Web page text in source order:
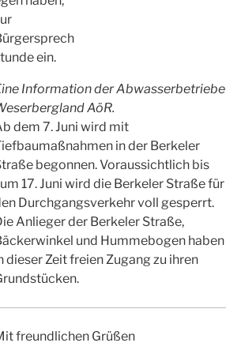
ein.
Information der Abwasserbetriebe
AöR.
dem 7. Juni wird mit
in der Berkeler
begonnen. Voraussichtlich bis
17. Juni wird die Berkeler Straße für
Durchgangsverkehr voll gesperrt.
Anlieger der Berkeler Straße,
und Hummebogen haben
dieser Zeit freien Zugang zu ihren
freundlichen Grüßen